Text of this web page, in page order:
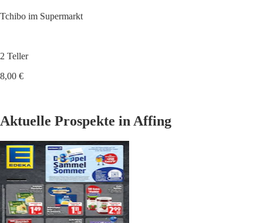
Tchibo im Supermarkt
2 Teller
8,00 €
Aktuelle Prospekte in Affing